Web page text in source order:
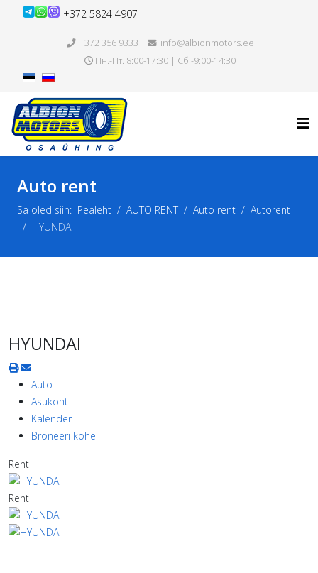
+372 5824 4907
+372 356 9333
info@albionmotors.ee
Пн.-Пт. 8:00-17:30 | Сб.-9:00-14:30
Auto rent
Sa oled siin: Pealeht AUTO RENT Auto rent
Autorent
HYUNDAI
HYUNDAI
Auto
Asukoht
Kalender
Broneeri kohe
Rent
Rent